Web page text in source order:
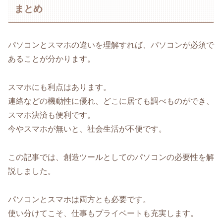
まとめ
パソコンとスマホの違いを理解すれば、パソコンが必須で
あることが分かります。
スマホにも利点はあります。
連絡などの機動性に優れ、どこに居ても調べものができ、
スマホ決済も便利です。
今やスマホが無いと、社会生活が不便です。
この記事では、創造ツールとしてのパソコンの必要性を解
説しました。
パソコンとスマホは両方とも必要です。
使い分けてこそ、仕事もプライベートも充実します。